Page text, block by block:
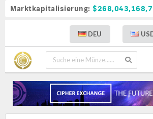
Marktkapitalisierung:
DEU